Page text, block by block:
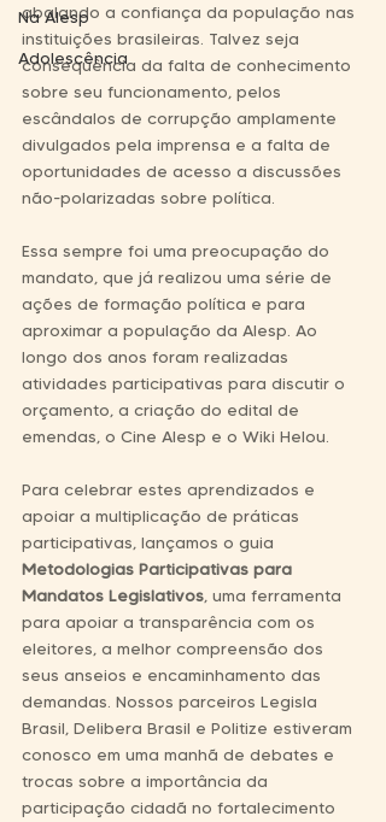
Na Alesp
Adolescência
abalando a confiança da população nas
instituições brasileiras. Talvez seja
consequência da falta de conhecimento
sobre seu funcionamento, pelos
escândalos de corrupção amplamente
divulgados pela imprensa e a falta de
oportunidades de acesso a discussões
não-polarizadas sobre política.
Essa sempre foi uma preocupação do
mandato, que já realizou uma série de
ações de formação política e para
aproximar a população da Alesp. Ao
longo dos anos foram realizadas
atividades participativas para discutir o
orçamento, a criação do edital de
emendas, o Cine Alesp e o Wiki Helou.
Para celebrar estes aprendizados e
apoiar a multiplicação de práticas
participativas, lançamos o guia
Metodologias Participativas para
Mandatos Legislativos, uma ferramenta
para apoiar a transparência com os
eleitores, a melhor compreensão dos
seus anseios e encaminhamento das
demandas. Nossos parceiros Legisla
Brasil, Delibera Brasil e Politize estiveram
conosco em uma manhã de debates e
trocas sobre a importância da
participação cidadã no fortalecimento